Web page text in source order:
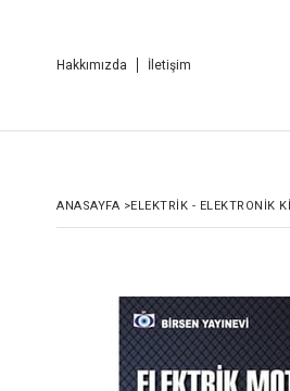
Hakkımızda İletişim
ANASAYFA >ELEKTRIK - ELEKTRONIK